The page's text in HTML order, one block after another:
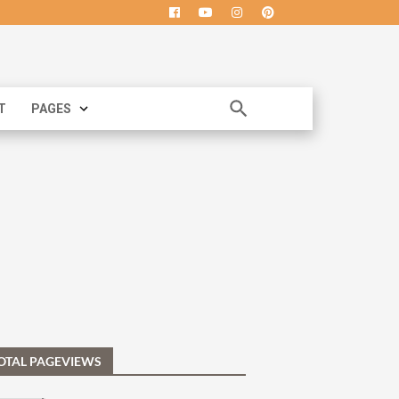
PAGES
PAGEVIEWS